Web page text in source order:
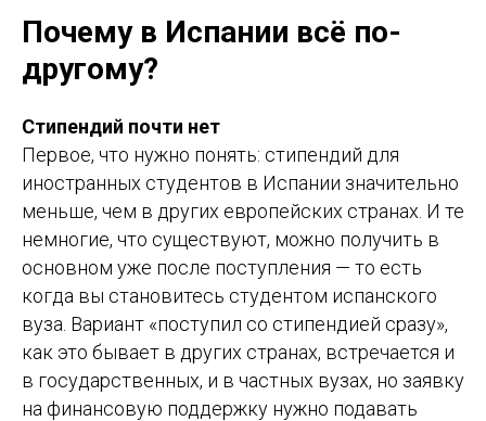
Почему в Испании всё по-
другому?
Стипендий почти нет
Первое, что нужно понять: стипендий для
иностранных студентов в Испании значительно
меньше, чем в других европейских странах. И те
немногие, что существуют, можно получить в
основном уже после поступления — то есть
когда вы становитесь студентом испанского
вуза. Вариант «поступил со стипендией сразу»,
как это бывает в других странах, встречается и
в государственных, и в частных вузах, но заявку
на финансовую поддержку нужно подавать